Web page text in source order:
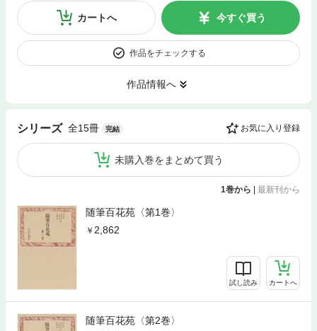
カートへ 今すぐ買う
作品をチェックする
作品情報へ
シリーズ 全15冊 完結 お気に入り登録
未購入巻をまとめて買う
1巻から 最新刊から
随筆百花苑〈第1巻〉
2,862
試し読み カートへ
随筆百花苑〈第2巻〉